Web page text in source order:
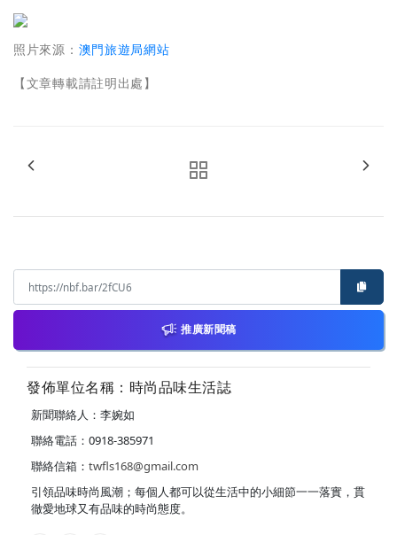
照片來源： 澳門旅遊局網站
【文章轉載請註明出處】
推廣新聞稿
發佈單位名稱：時尚品味生活誌
新聞聯絡人：李婉如
聯絡電話：0918-385971
聯絡信箱： twfls168@gmail.com
引領品味時尚風潮；每個人都可以從生活中的小細節一一落實，貫
徹愛地球又有品味的時尚態度。